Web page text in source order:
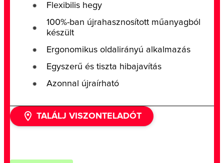
Flexibilis hegy
100%-ban újrahasznosított műanyagból
készült
Ergonomikus oldalirányú alkalmazás
Egyszerű és tiszta hibajavítás
Azonnal újraírható
TALÁLJ VISZONTELADÓT